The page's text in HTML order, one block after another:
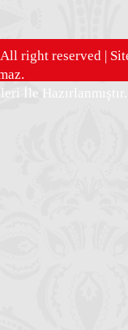
right reserved |
İle Hazırlanmıştır.